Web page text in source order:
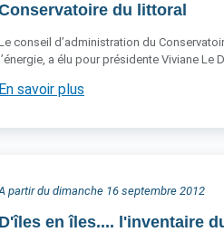
du littoral
conseil d’administration du
l’énergie, a élu pour présidente Viviane Le
En savoir plus
partir du dimanche 16 septembre 2012
D'îles en îles.... l'inventaire